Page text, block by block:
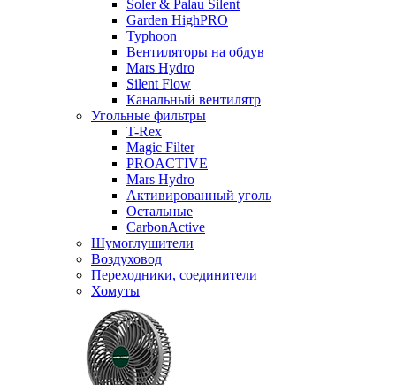
Soler & Palau Silent
Garden HighPRO
Typhoon
Вентиляторы на обдув
Mars Hydro
Silent Flow
Канальный вентилятр
Угольные фильтры
T-Rex
Magic Filter
PROACTIVE
Mars Hydro
Активированный уголь
Остальные
CarbonActive
Шумоглушители
Воздуховод
Переходники, соединители
Хомуты